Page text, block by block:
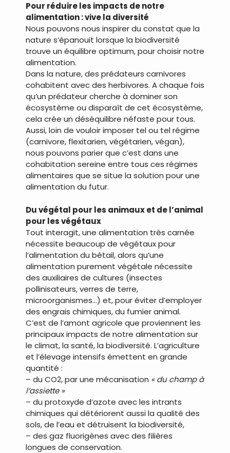
Pour réduire les impacts de notre
alimentation : vive la diversité
Nous pouvons nous inspirer du constat que la
nature s’épanouit lorsque la biodiversité
trouve un équilibre optimum, pour choisir notre
alimentation.
Dans la nature, des prédateurs carnivores
cohabitent avec des herbivores. A chaque fois
qu’un prédateur cherche à dominer son
écosystème ou disparaît de cet écosystème,
cela crée un déséquilibre néfaste pour tous.
Aussi, loin de vouloir imposer tel ou tel régime
(carnivore, flexitarien, végétarien, végan),
nous pouvons parier que c’est dans une
cohabitation sereine entre tous ces régimes
alimentaires que se situe la solution pour une
alimentation du futur.
Du végétal pour les animaux et de l’animal
pour les végétaux
Tout interagit, une alimentation très carnée
nécessite beaucoup de végétaux pour
l’alimentation du bétail, alors qu’une
alimentation purement végétale nécessite
des auxiliaires de cultures (insectes
pollinisateurs, verres de terre,
microorganismes…) et, pour éviter d’employer
des engrais chimiques, du fumier animal.
C’est de l’amont agricole que proviennent les
principaux impacts de notre alimentation sur
le climat, la santé, la biodiversité. L’agriculture
et l’élevage intensifs émettent en grande
quantité :
– du CO2, par une mécanisation « du champ à
l’assiette »
– du protoxyde d’azote avec les intrants
chimiques qui détériorent aussi la qualité des
sols, de l’eau et détruisent la biodiversité,
– des gaz fluorigènes avec des filières
longues de conservation.